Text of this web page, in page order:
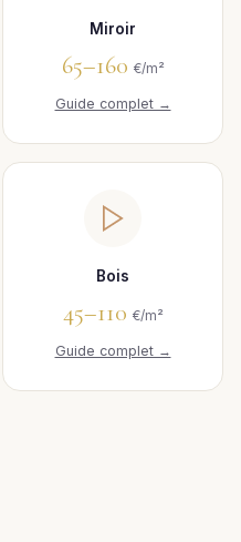
Miroir
65–160 €/m²
Guide complet →
Bois
45–110 €/m²
Guide complet →